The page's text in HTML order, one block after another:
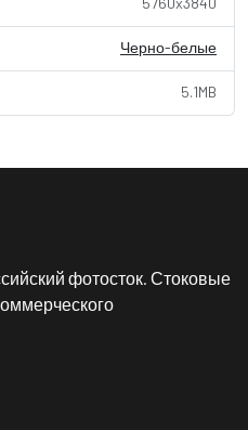
Черно-белые
5.1MB
фотосток. Стоковые